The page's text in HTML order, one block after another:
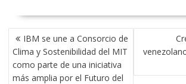
NAVEGACIÓN
DE
ENTRADAS
IBM se une a Consorcio de
Clima y Sostenibilidad del MIT
como parte de una iniciativa
más amplia por el Futuro del